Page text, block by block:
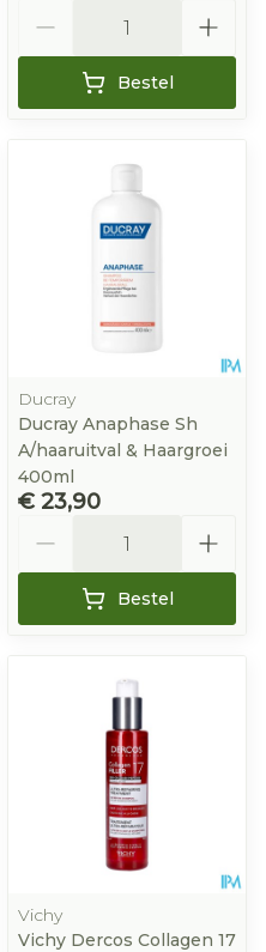
Bestel
Ducray
Ducray Anaphase Sh
A/haaruitval & Haargroei
400ml
€ 23,90
Bestel
Vichy
Vichy Dercos Collagen 17